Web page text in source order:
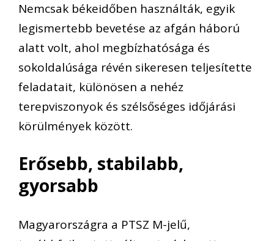
Nemcsak békeidőben használták, egyik
legismertebb bevetése az afgán háború
alatt volt, ahol megbízhatósága és
sokoldalúsága révén sikeresen teljesítette
feladatait, különösen a nehéz
terepviszonyok és szélsőséges időjárási
körülmények között.
Erősebb, stabilabb,
gyorsabb
Magyarországra a PTSZ M-jelű,